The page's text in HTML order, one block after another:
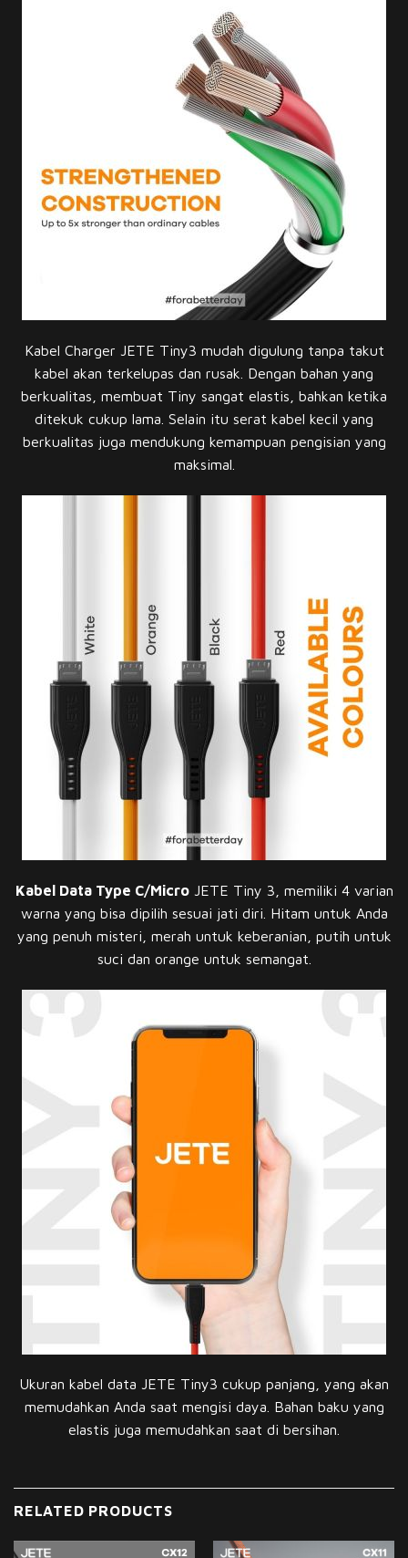
Kabel Charger JETE Tiny3 mudah digulung tanpa takut
kabel akan terkelupas dan rusak. Dengan bahan yang
berkualitas, membuat Tiny sangat elastis, bahkan ketika
ditekuk cukup lama. Selain itu serat kabel kecil yang
berkualitas juga mendukung kemampuan pengisian yang
maksimal.
Kabel Data Type C/MicroJETE Tiny 3, memiliki 4 varian
warna yang bisa dipilih sesuai jati diri. Hitam untuk Anda
yang penuh misteri, merah untuk keberanian, putih untuk
suci dan orange untuk semangat.
Ukuran kabel data JETE Tiny3 cukup panjang, yang akan
memudahkan Anda saat mengisi daya. Bahan baku yang
elastis juga memudahkan saat di bersihan.
RELATED PRODUCTS